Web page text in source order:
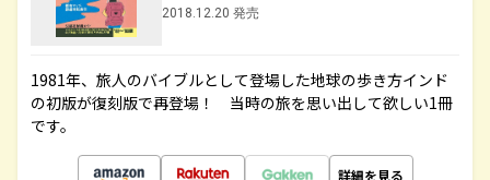
2018.12.20 発売
1981年、旅人のバイブルとして登場した地球の歩き方インド
の初版が復刻版で再登場！ 当時の旅を思い出して欲しい1冊
です。
詳細を見る